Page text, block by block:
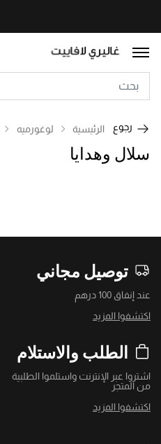
رجوع الرئيسية لوغورميه
سلال وهدايا
توصيل مجاني
عند إنفاق 100 درهم
اكتشفوا المزيد
الطلب والاستلام
اشتروا عبر الإنترنت واستلموا الطلبية
من المتجر
اكتشفوا المزيد